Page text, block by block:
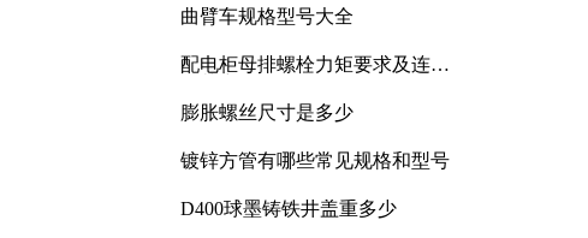
曲臂车规格型号大全
配电柜母排螺栓力矩要求及连接
膨胀螺丝尺寸是多少
镀锌方管有哪些常见规格和型号
D400球墨铸铁井盖重多少